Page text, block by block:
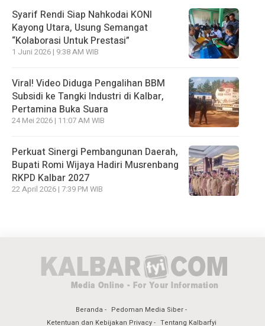
Syarif Rendi Siap Nahkodai KONI
Kayong Utara, Usung Semangat
“Kolaborasi Untuk Prestasi”
1 Juni 2026 | 9:38 AM WIB
Viral! Video Diduga Pengalihan BBM
Subsidi ke Tangki Industri di Kalbar,
Pertamina Buka Suara
24 Mei 2026 | 11:07 AM WIB
Perkuat Sinergi Pembangunan Daerah,
Bupati Romi Wijaya Hadiri Musrenbang
RKPD Kalbar 2027
22 April 2026 | 7:39 PM WIB
Beranda
Pedoman Media Siber
Ketentuan dan Kebijakan Privacy
Tentang Kalbarfyi